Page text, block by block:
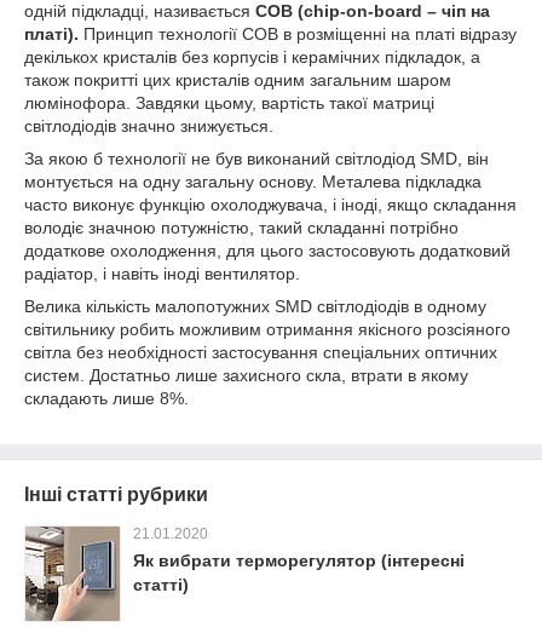
одній підкладці, називається СОВ (chip-on-board – чіп на
платі). Принцип технології COB в розміщенні на платі відразу
декількох кристалів без корпусів і керамічних підкладок, а
також покритті цих кристалів одним загальним шаром
люмінофора. Завдяки цьому, вартість такої матриці
світлодіодів значно знижується.
За якою б технології не був виконаний світлодіод SMD, він
монтується на одну загальну основу. Металева підкладка
часто виконує функцію охолоджувача, і іноді, якщо складання
володіє значною потужністю, такий складанні потрібно
додаткове охолодження, для цього застосовують додатковий
радіатор, і навіть іноді вентилятор.
Велика кількість малопотужних SMD світлодіодів в одному
світильнику робить можливим отримання якісного розсіяного
світла без необхідності застосування спеціальних оптичних
систем. Достатньо лише захисного скла, втрати в якому
складають лише 8%.
Інші статті рубрики
21.01.2020
Як вибрати терморегулятор (інтересні
статті)